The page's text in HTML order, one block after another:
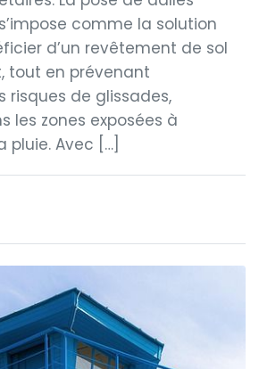
comme la solution
d’un revêtement de sol
tout en prévenant
de glissades,
les zones exposées à
pluie. Avec […]